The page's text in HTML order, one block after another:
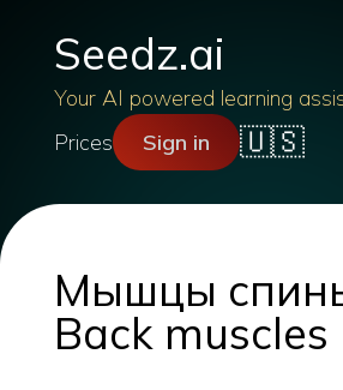
Seedz.ai
Your AI powered learning
Prices
Sign in 🇺🇸
Мышцы
Back muscles